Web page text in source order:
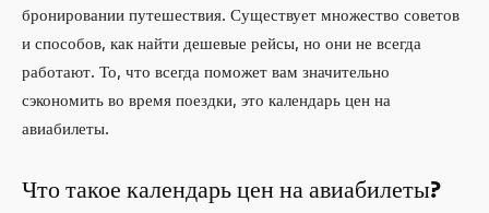
бронировании путешествия. Существует множество советов
и способов, как найти дешевые рейсы, но они не всегда
работают. То, что всегда поможет вам значительно
сэкономить во время поездки, это календарь цен на
авиабилеты.
Что такое календарь цен на авиабилеты?